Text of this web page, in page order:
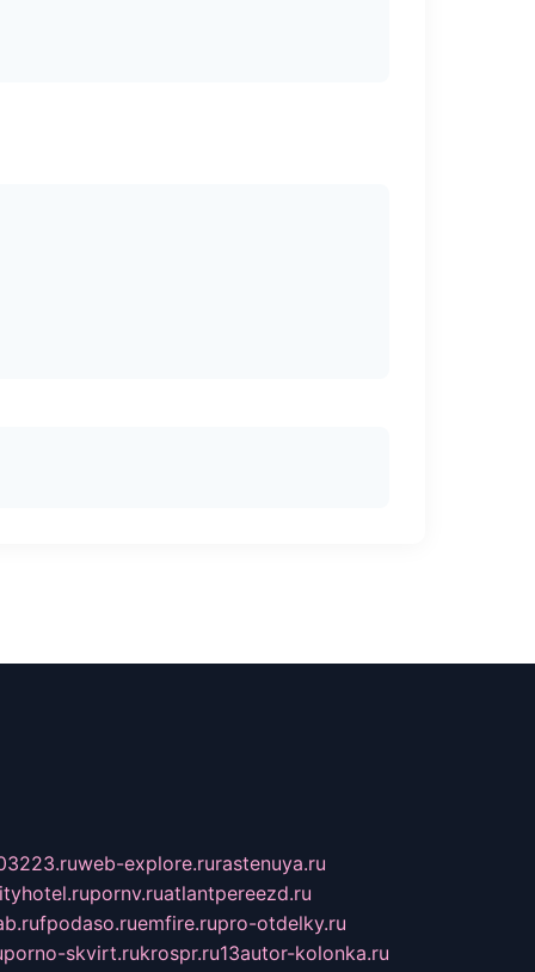
web-explore.rurastenuya.ru
pornv.ruatlantpereezd.ru
fpodaso.ruemfire.rupro-otdelky.ru
porno-skvirt.rukrospr.ru13autor-kolonka.ru